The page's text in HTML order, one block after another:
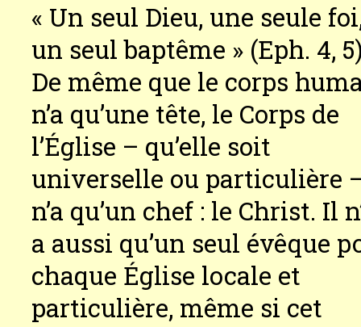
« Un seul Dieu, une seule
un seul baptême » (Eph. 4,
De même que le corps
n’a qu’une tête, le Corps de
l’Église – qu’elle soit
universelle ou particulière
n’a qu’un chef : le Christ. Il
a aussi qu’un seul évêque
chaque Église locale et
particulière, même si cet